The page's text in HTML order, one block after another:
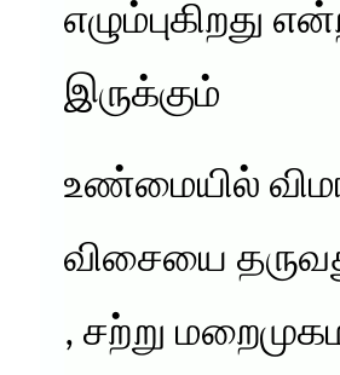
எழும்புகிறது
இருக்கும்
உண்மையில்
விசையை
, சற்று